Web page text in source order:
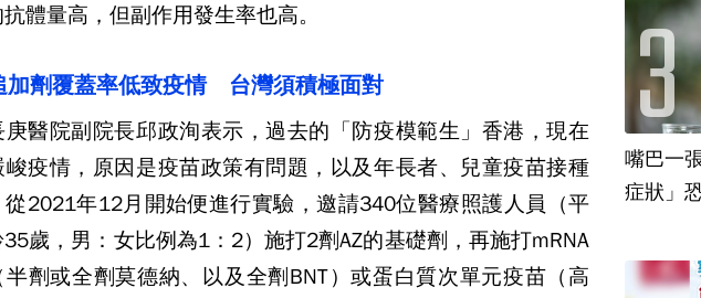
體量高，但副作用發生率也高。
加劑覆蓋率低致疫情 台灣須積極面對
庚醫院副院長邱政洵表示，過去的「防疫模範生」香港，現在
峻疫情，原因是疫苗政策有問題，以及年長者、兒童疫苗接種
從2021年12月開始便進行實驗，邀請340位醫療照護人員（平
歲，男：女比例為1：2）施打2劑AZ的基礎劑，再施打mRNA
半劑或全劑莫德納、以及全劑BNT）或蛋白質次單元疫苗（高
嘴巴一